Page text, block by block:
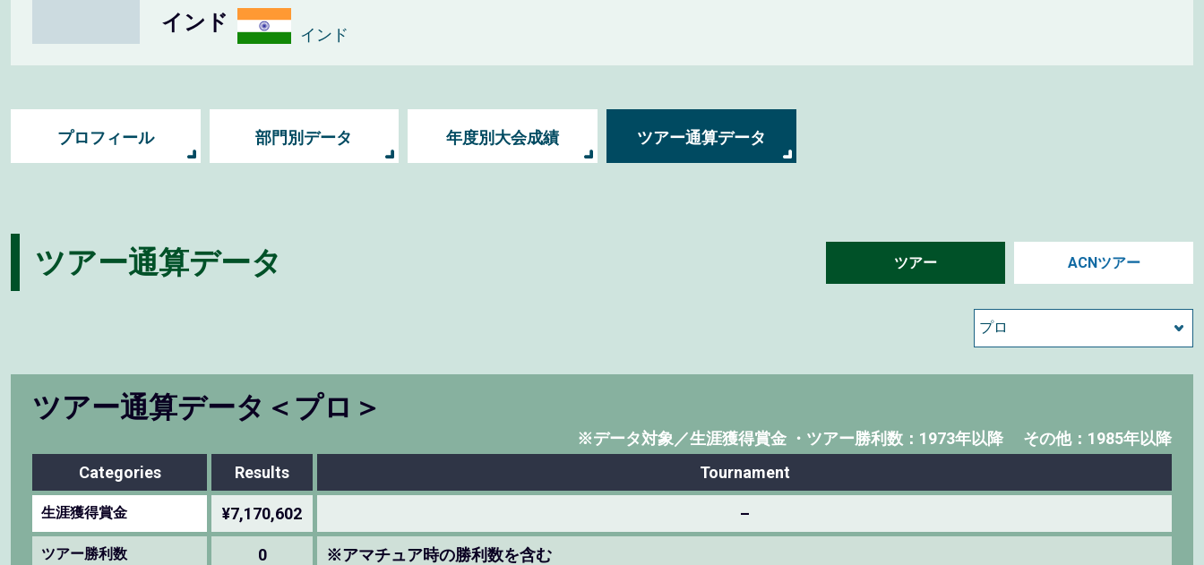
インド インド
プロフィール 部門別データ 年度別大会成績 ツアー通算データ
ツアー通算データ ツアー ACNツアー
ツアー通算データ＜プロ＞
※データ対象／生涯獲得賞金 ・ ツアー勝利数：1973年以降
その他：1985年以降
Categories
Results Tournament
生涯獲得賞金 ¥7,170,602 –
ツアー勝利数 0 ※アマチュア時の勝利数を含む